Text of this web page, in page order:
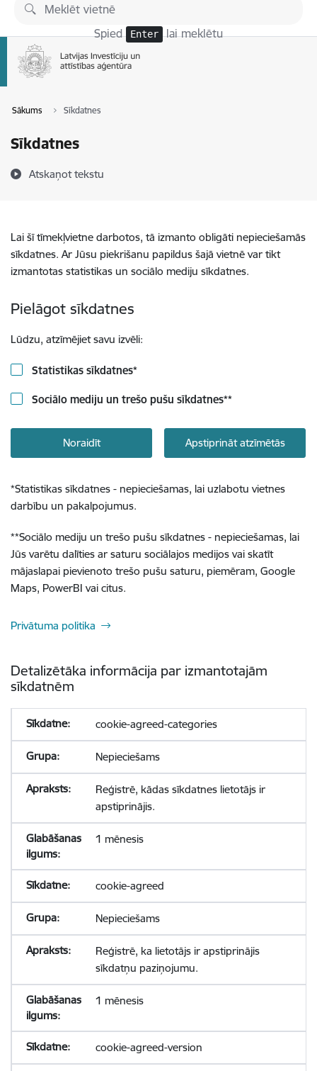
Pāriet uz lapas saturu
Spied Enter lai meklētu
Sākums Sīkdatnes
Sīkdatnes
Atskaņot tekstu
Lai šī tīmekļvietne darbotos, tā izmanto obligāti nepieciešamās
sīkdatnes. Ar Jūsu piekrišanu papildus šajā vietnē var tikt
izmantotas statistikas un sociālo mediju sīkdatnes.
Pielāgot sīkdatnes
Lūdzu, atzīmējiet savu izvēli:
Statistikas sīkdatnes*
Sociālo mediju un trešo pušu sīkdatnes**
Noraidīt Apstiprināt atzīmētās
*Statistikas sīkdatnes - nepieciešamas, lai uzlabotu vietnes
darbību un pakalpojumus.
**Sociālo mediju un trešo pušu sīkdatnes - nepieciešamas, lai
Jūs varētu dalīties ar saturu sociālajos medijos vai skatīt
mājaslapai pievienoto trešo pušu saturu, piemēram, Google
Maps, PowerBI vai citus.
Privātuma politika
Detalizētāka informācija par izmantotajām
sīkdatnēm
cookie-agreed-categories
Nepieciešams
Reģistrē, kādas sīkdatnes lietotājs ir
apstiprinājis.
1 mēnesis
cookie-agreed
Nepieciešams
Reģistrē, ka lietotājs ir apstiprinājis
sīkdatņu paziņojumu.
1 mēnesis
cookie-agreed-version